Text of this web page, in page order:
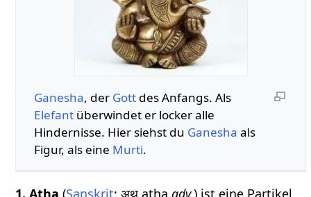
Ganesha, der Gottdes Anfangs. Als
Elefantüberwindet er locker alle
Hindernisse. Hier siehst du Ganesha als
Figur, als eine Murti.